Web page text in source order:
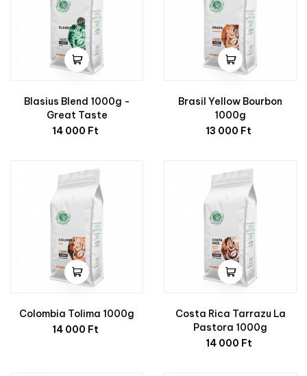
Blasius Blend 1000g -
Great Taste
Ár
14 000 Ft
Brasil Yellow Bourbon
1000g
Ár
13 000 Ft
Colombia Tolima 1000g
Ár
14 000 Ft
Costa Rica Tarrazu La
Pastora 1000g
Ár
14 000 Ft